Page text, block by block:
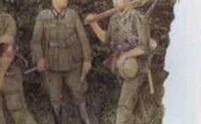
Otwórz
media
1
w
widoku